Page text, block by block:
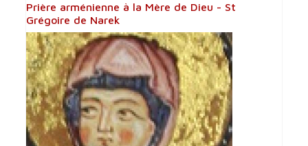
Prière arménienne à la Mère de Dieu - St
Grégoire de Narek